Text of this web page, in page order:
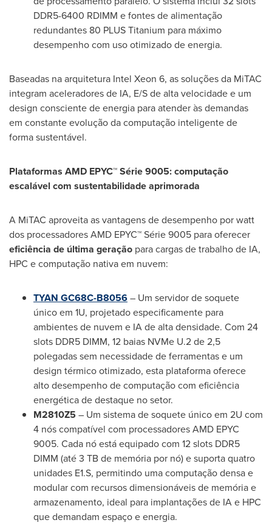
DDR5-6400 RDIMM e fontes de alimentação
redundantes 80 PLUS Titanium para máximo
desempenho com uso otimizado de energia.
Baseadas na arquitetura Intel Xeon 6, as soluções da MiTAC
integram aceleradores de IA, E/S de alta velocidade e um
design consciente de energia para atender às demandas
em constante evolução da computação inteligente de
forma sustentável.
Plataformas AMD EPYC™ Série 9005: computação
escalável com sustentabilidade aprimorada
A MiTAC aproveita as vantagens de desempenho por watt
dos processadores AMD EPYC™ Série 9005 para oferecer
eficiência de última geração para cargas de trabalho de IA,
HPC e computação nativa em nuvem:
TYAN GC68C-B8056– Um servidor de soquete
único em 1U, projetado especificamente para
ambientes de nuvem e IA de alta densidade. Com 24
slots DDR5 DIMM, 12 baias NVMe U.2 de 2,5
polegadas sem necessidade de ferramentas e um
design térmico otimizado, esta plataforma oferece
alto desempenho de computação com eficiência
energética de destaque no setor.
M2810Z5 – Um sistema de soquete único em 2U com
4 nós compatível com processadores AMD EPYC
9005. Cada nó está equipado com 12 slots DDR5
DIMM (até 3 TB de memória por nó) e suporta quatro
unidades E1.S, permitindo uma computação densa e
modular com recursos dimensionáveis de memória e
armazenamento, ideal para implantações de IA e HPC
que demandam espaço e energia.